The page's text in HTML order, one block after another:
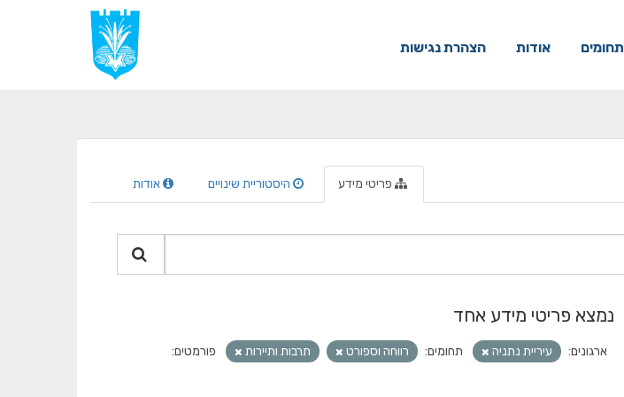
תחומים אודות הצהרת נגישות
פריטי מידע היסטוריית שינויים אודות
נמצא פריטי מידע אחד
ארגונים: עיריית נתניה תחומים: רווחה וספורט תרבות ותיירות
פורמטים: